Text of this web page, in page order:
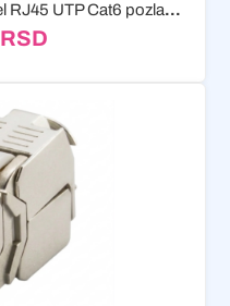
Keystone modul za patch panel RJ45 UTP Cat6 pozlaceni
RSD